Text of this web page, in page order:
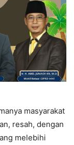
masyarakat
resah, dengan
melebihi